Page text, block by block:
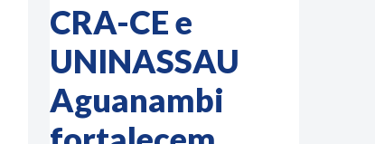
CRA-CE e
UNINASSAU
Aguanambi